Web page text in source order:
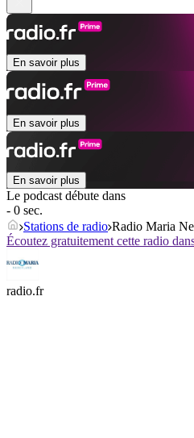
En savoir plus
En savoir plus
En savoir plus
Le podcast débute dans
- 0 sec.
Stations de radio Radio Maria
Écoutez gratuitement cette radio
radio.fr